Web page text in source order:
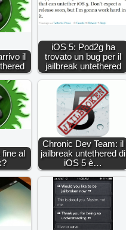
il
iOS 5: Pod2g ha
trovato un bug per il
jailbreak untethered
al
Chronic Dev Team: il
jailbreak untethered di
iOS 5 è…